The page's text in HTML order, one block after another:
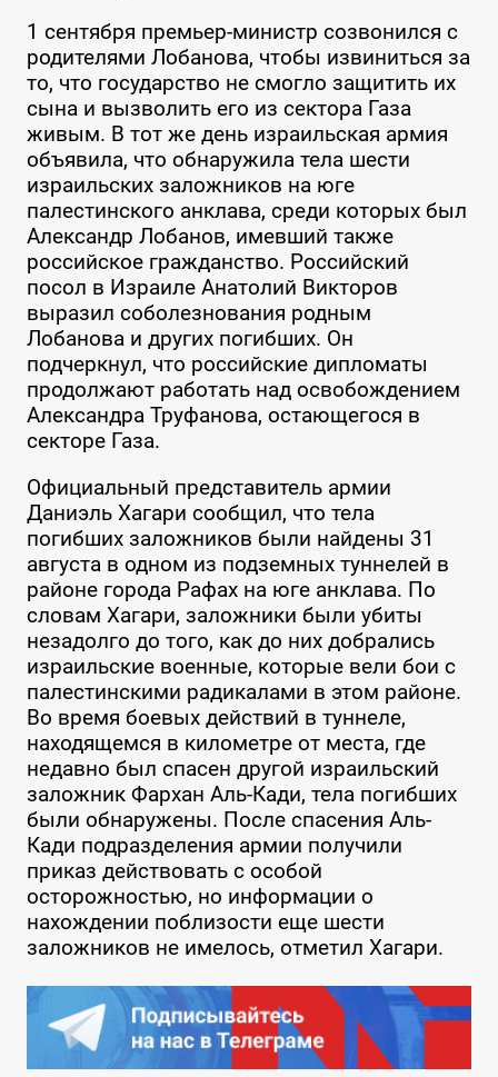
1 сентября премьер-министр созвонился с
родителями Лобанова, чтобы извиниться за
то, что государство не смогло защитить их
сына и вызволить его из сектора Газа
живым. В тот же день израильская армия
объявила, что обнаружила тела шести
израильских заложников на юге
палестинского анклава, среди которых был
Александр Лобанов, имевший также
российское гражданство. Российский
посол в Израиле Анатолий Викторов
выразил соболезнования родным
Лобанова и других погибших. Он
подчеркнул, что российские дипломаты
продолжают работать над освобождением
Александра Труфанова, остающегося в
секторе Газа.
Официальный представитель армии
Даниэль Хагари сообщил, что тела
погибших заложников были найдены 31
августа в одном из подземных туннелей в
районе города Рафах на юге анклава. По
словам Хагари, заложники были убиты
незадолго до того, как до них добрались
израильские военные, которые вели бои с
палестинскими радикалами в этом районе.
Во время боевых действий в туннеле,
находящемся в километре от места, где
недавно был спасен другой израильский
заложник Фархан Аль-Кади, тела погибших
были обнаружены. После спасения Аль-
Кади подразделения армии получили
приказ действовать с особой
осторожностью, но информации о
нахождении поблизости еще шести
заложников не имелось, отметил Хагари.